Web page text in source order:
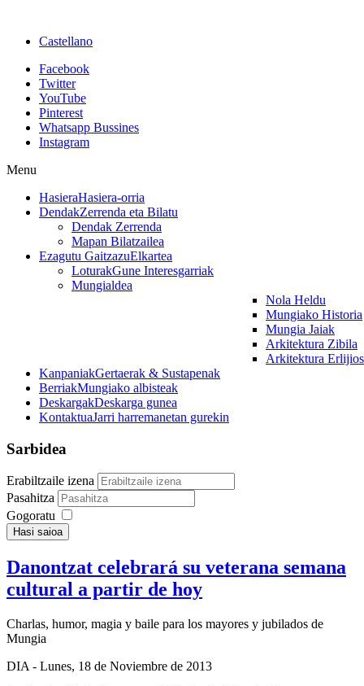
Castellano
Facebook
Twitter
YouTube
Pinterest
Whatsapp Bussines
Instagram
Menu
HasieraHasiera-orria
DendakZerrenda eta Bilatu
Dendak Zerrenda
Mapan Bilatzailea
Ezagutu GaitzazuElkartea
LoturakGune Interesgarriak
Mungialdea
Nola Heldu
Mungiako Historia
Mungia Jaiak
Arkitektura Zibila
Arkitektura
KanpaniakGertaerak & Sustapenak
BerriakMungiako albisteak
DeskargakDeskarga gunea
KontaktuaJarri harremanetan gurekin
Sarbidea
Erabiltzaile izena
Pasahitza
Gogoratu
Hasi saioa
Danontzat celebrará su veterana semana
cultural a partir de hoy
Charlas, humor, magia y baile para los mayores y jubilados de
Mungia
DIA - Lunes, 18 de Noviembre de 2013